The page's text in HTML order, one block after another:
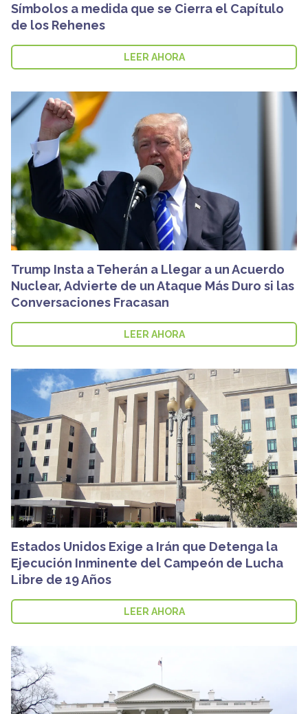
Símbolos a medida que se Cierra el Capítulo
de los Rehenes
LEER AHORA
Trump Insta a Teherán a Llegar a un Acuerdo
Nuclear, Advierte de un Ataque Más Duro si las
Conversaciones Fracasan
LEER AHORA
Estados Unidos Exige a Irán que Detenga la
Ejecución Inminente del Campeón de Lucha
Libre de 19 Años
LEER AHORA